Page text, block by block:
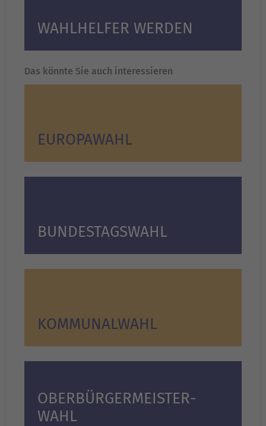
WAHLHELFER WERDEN
Das könnte Sie auch interessieren
EUROPA­WAHL
BUNDESTAGSWAHL
KOMMUNALWAHL
OBERBÜRGERMEISTER­
WAHL